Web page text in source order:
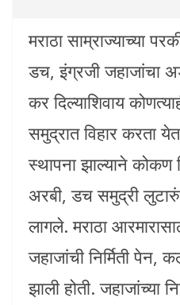
मराठा साम्राज्याच्या
डच, इंग्रजी जहाजांचा
कर दिल्याशिवाय
समुद्रात विहार करता
स्थापना झाल्याने कोकण
अरबी, डच समुद्री
लागले. मराठा
जहाजांची निर्मिती पेन,
झाली होती. जहाजांच्या